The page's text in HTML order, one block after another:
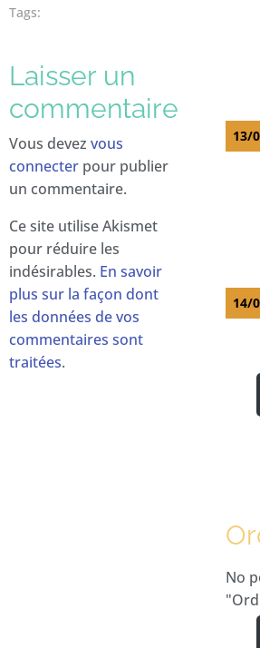
Tags:
Laisser un
commentaire
Vous devez vous
connecter pour publier
un commentaire.
Ce site utilise Akismet
pour réduire les
indésirables. En savoir
plus sur la façon dont
les données de vos
commentaires sont
traitées.
13/
14/
No